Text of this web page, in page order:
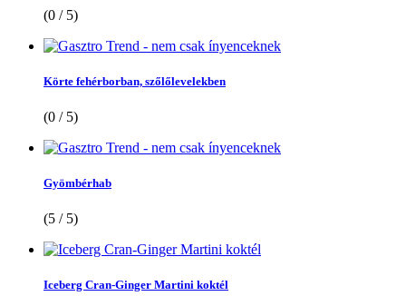
(0 / 5)
Körte fehérborban, szőlőlevelekben
(0 / 5)
Gyömbérhab
(5 / 5)
Iceberg Cran-Ginger Martini koktél